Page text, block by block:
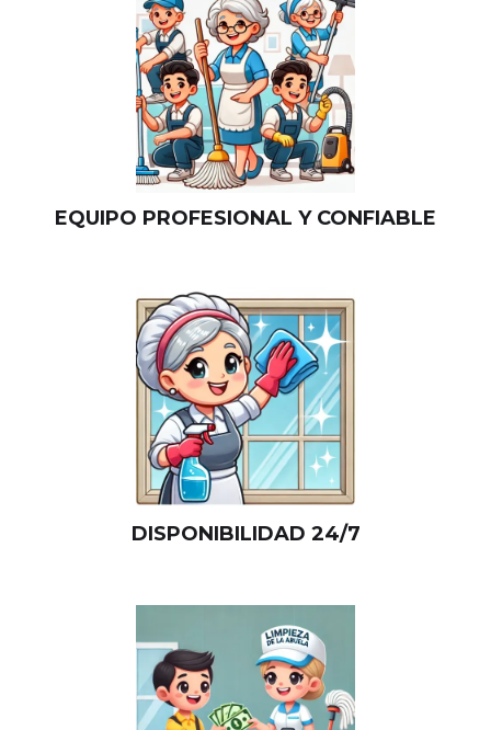
EQUIPO PROFESIONAL Y CONFIABLE
DISPONIBILIDAD 24/7